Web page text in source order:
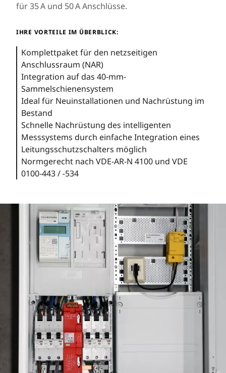
für 35 A und 50 A Anschlüsse.
IHRE VORTEILE IM ÜBERBLICK:
Komplettpaket für den netzseitigen
Anschlussraum (NAR)
Integration auf das 40-mm-
Sammelschienensystem
Ideal für Neuinstallationen und Nachrüstung im
Bestand
Schnelle Nachrüstung des intelligenten
Messsystems durch einfache Integration eines
Leitungsschutzschalters möglich
Normgerecht nach VDE-AR-N 4100 und VDE
0100-443 / -534